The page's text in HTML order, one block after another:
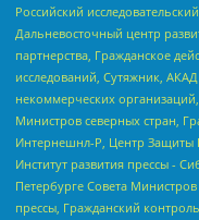
Российский
Дальневосточный центр
партнерства, Гражданское
исследований, Сутяжник,
некоммерческих
Министров северных стран,
Интернешнл-Р, Центр Защиты
Институт развития прессы -
Петербурге Совета
прессы, Гражданский